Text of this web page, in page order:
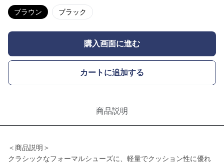
ブラウン ブラック
購入画面に進む
カートに追加する
商品説明
＜商品説明＞
クラシックなフォーマルシューズに、軽量でクッション性に優れ